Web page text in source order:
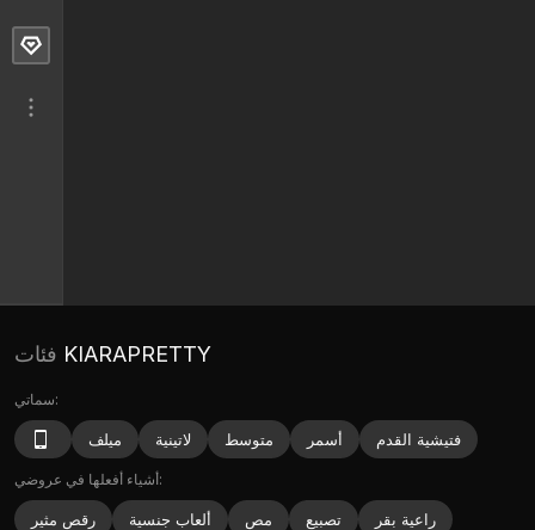
KIARAPRETTY
سماتي:
ميلف لاتينية متوسط أسمر فتيشية القدم
أشياء أفعلها في عروضي:
رقص مثير ألعاب جنسية مص تصبيع
راعية بقر